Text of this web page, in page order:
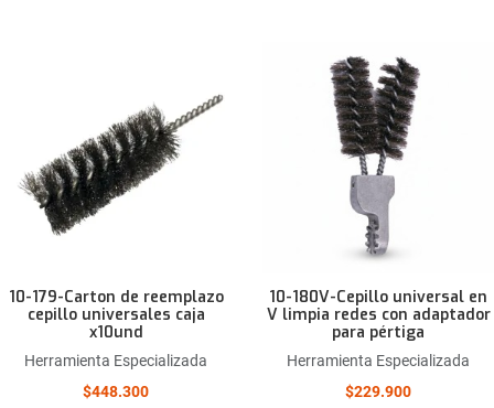
Añadir a la lista de deseos
Comparar este producto
10-179-Carton de reemplazo
cepillo universales caja
x10und
Herramienta Especializada
$448.300
10-180V-Cepillo universal en
V limpia redes con adaptador
para pértiga
Herramienta Especializada
$229.900